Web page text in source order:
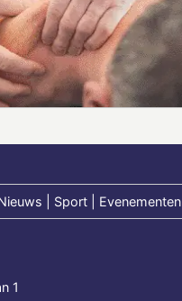
| Sport | Evenementen
1